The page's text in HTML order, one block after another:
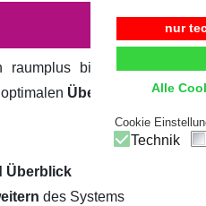
nur
Alle
Cookie
Technik
raumplus bietetKomfort
Überblick und
Überblick
des Systems